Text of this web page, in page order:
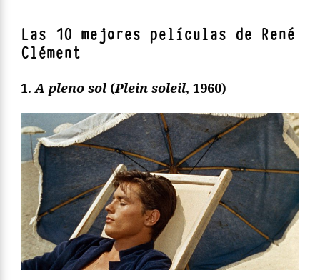
Las 10 mejores películas de René
Clément
1.A pleno sol (Plein soleil, 1960)